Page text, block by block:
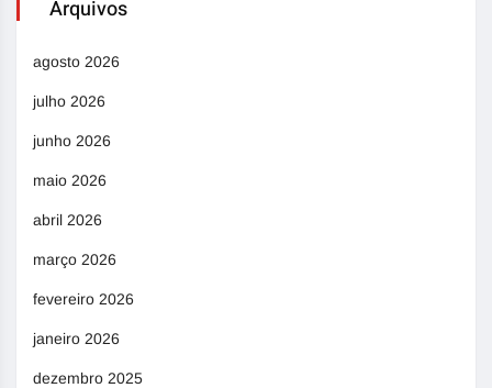
Arquivos
agosto 2026
julho 2026
junho 2026
maio 2026
abril 2026
março 2026
fevereiro 2026
janeiro 2026
dezembro 2025